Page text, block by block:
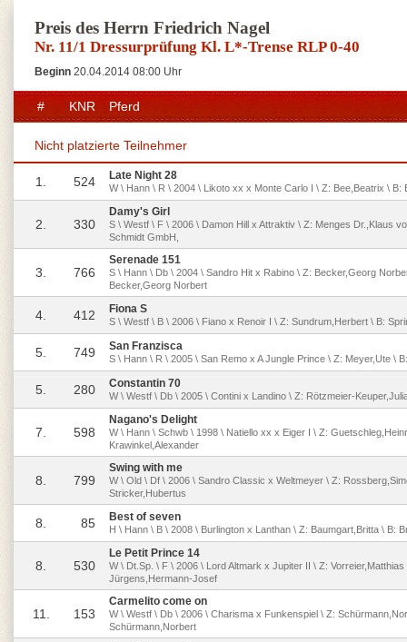
Preis des Herrn Friedrich Nagel
Nr. 11/1 Dressurprüfung Kl. L*-Trense RLP 0-40
Beginn 20.04.2014 08:00 Uhr
# KNR Pferd
Nicht platzierte Teilnehmer
1. 524 Late Night 28
W \ Hann \ R \ 2004 \ Likoto xx x Monte Carlo I \ Z: Bee,Beatrix \ B:
2. 330
Damy's Girl
S \ Westf \ F \ 2006 \ Damon Hill x Attraktiv \ Z: Menges Dr.,Klaus
Schmidt GmbH,
3. 766
Serenade 151
S \ Hann \ Db \ 2004 \ Sandro Hit x Rabino \ Z: Becker,Georg
Becker,Georg Norbert
4. 412 Fiona S
S \ Westf \ B \ 2006 \ Fiano x Renoir I \ Z: Sundrum,Herbert \ B:
5. 749 San Franzisca
S \ Hann \ R \ 2005 \ San Remo x A Jungle Prince \ Z: Meyer,Ute \
5. 280 Constantin 70
W \ Westf \ Db \ 2005 \ Contini x Landino \ Z: Rötzmeier-
7. 598
Nagano's Delight
W \ Hann \ Schwb \ 1998 \ Natiello xx x Eiger I \ Z:
Krawinkel,Alexander
8. 799
Swing with me
W \ Old \ Df \ 2006 \ Sandro Classic x Weltmeyer \ Z:
Stricker,Hubertus
8. 85 Best of seven
H \ Hann \ B \ 2008 \ Burlington x Lanthan \ Z: Baumgart,Britta \ B:
8. 530
Le Petit Prince 14
W \ Dt.Sp. \ F \ 2006 \ Lord Altmark x Jupiter II \ Z: Vorreier,Matthias
Jürgens,Hermann-Josef
11. 153
Carmelito come on
W \ Westf \ Db \ 2006 \ Charisma x Funkenspiel \ Z:
Schürmann,Norbert